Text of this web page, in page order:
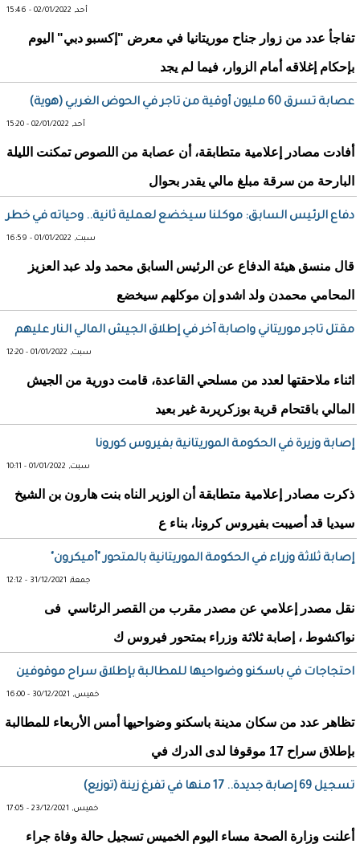
أحد, 02/01/2022 - 15:46
تفاجأ عدد من زوار جناح موريتانيا في معرض "إكسبو دبي" اليوم
بإحكام إغلاقه أمام الزوار، فيما لم يجد
عصابة تسرق 60 مليون أوقية من تاجر في الحوض الغربي (هوية)
أحد, 02/01/2022 - 15:20
أفادت مصادر إعلامية متطابقة، أن عصابة من اللصوص تمكنت الليلة
البارحة من سرقة مبلغ مالي يقدر بحوال
دفاع الرئيس السابق: موكلنا سيخضع لعملية ثانية.. وحياته في خطر
سبت, 01/01/2022 - 16:59
قال منسق هيئة الدفاع عن الرئيس السابق محمد ولد عبد العزيز
المحامي محمدن ولد اشدو إن موكلهم سيخضع
مقتل تاجر موريتاني واصابة آخر في إطلاق الجيش المالي النار عليهم
سبت, 01/01/2022 - 12:20
اثناء ملاحقتها لعدد من مسلحي القاعدة، قامت دورية من الجيش
المالي باقتحام قرية بوزكريرىة غير بعيد
إصابة وزيرة في الحكومة الموريتانية بفيروس كورونا
سبت, 01/01/2022 - 10:11
ذكرت مصادر إعلامية متطابقة أن الوزير الناه بنت هارون بن الشيخ
سيديا قد أصيبت بفيروس كرونا، بناء ع
إصابة ثلاثة وزراء في الحكومة الموريتانية بالمتحور "أميكرون"
جمعة, 31/12/2021 - 12:12
نقل مصدر إعلامي عن مصدر مقرب من القصر الرئاسي فى
نواكشوط ، إصابة ثلاثة وزراء بمتحور فيروس ك
احتجاجات في باسكنو وضواحيها للمطالبة بإطلاق سراح موقوفين
خميس, 30/12/2021 - 16:00
تظاهر عدد من سكان مدينة باسكنو وضواحيها أمس الأربعاء للمطالبة
بإطلاق سراح 17 موقوفا لدى الدرك في
تسجيل 69 إصابة جديدة.. 17 منها في تفرغ زينة (توزيع)
خميس, 23/12/2021 - 17:05
أعلنت وزارة الصحة مساء اليوم الخميس تسجيل حالة وفاة جراء